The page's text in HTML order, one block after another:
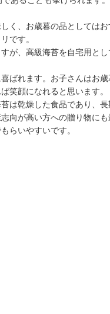
く、お歳暮の品としては
です。
が、高級海苔を自宅用とし
ばれます。お子さんはお
笑顔になれると思います。
は乾燥した食品であり、長
向が高い方への贈り物に
らいやすいです。